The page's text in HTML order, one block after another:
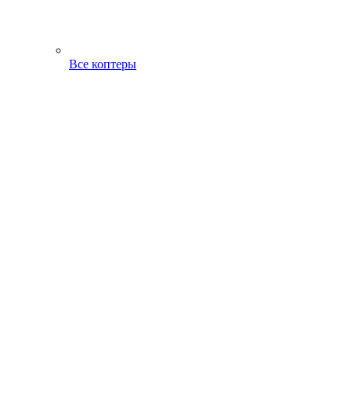
Все коптеры